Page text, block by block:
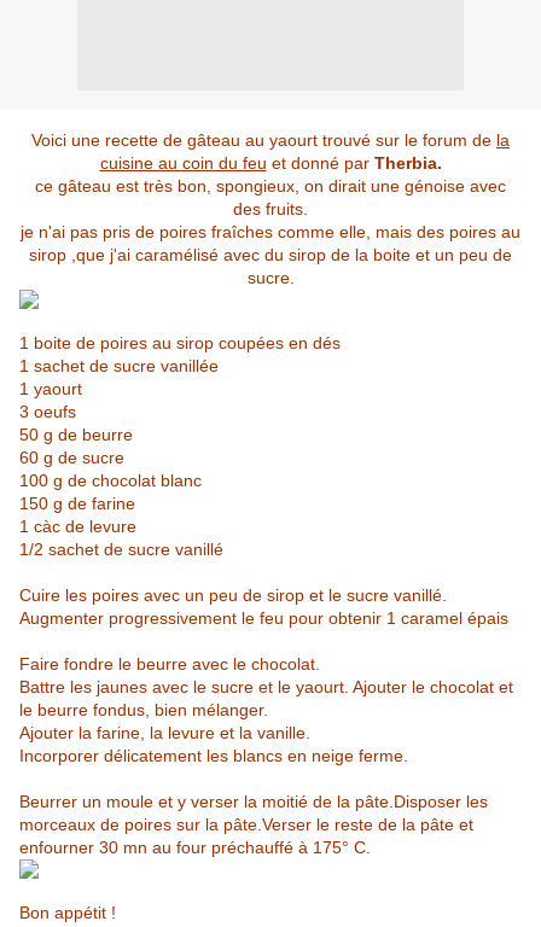
Voici une recette de gâteau au yaourt trouvé sur le forum de la
cuisine au coin du feu et donné par Therbia.
ce gâteau est très bon, spongieux, on dirait une génoise avec
des fruits.
je n'ai pas pris de poires fraîches comme elle, mais des poires au
sirop ,que j'ai caramélisé avec du sirop de la boite et un peu de
sucre.
1 boite de poires au sirop coupées en dés
1 sachet de sucre vanillée
1 yaourt
3 oeufs
50 g de beurre
60 g de sucre
100 g de chocolat blanc
150 g de farine
1 càc de levure
1/2 sachet de sucre vanillé
Cuire les poires avec un peu de sirop et le sucre vanillé.
Augmenter progressivement le feu pour obtenir 1 caramel épais
Faire fondre le beurre avec le chocolat.
Battre les jaunes avec le sucre et le yaourt. Ajouter le chocolat et
le beurre fondus, bien mélanger.
Ajouter la farine, la levure et la vanille.
Incorporer délicatement les blancs en neige ferme.
Beurrer un moule et y verser la moitié de la pâte.Disposer les
morceaux de poires sur la pâte.Verser le reste de la pâte et
enfourner 30 mn au four préchauffé à 175° C.
Bon appétit !